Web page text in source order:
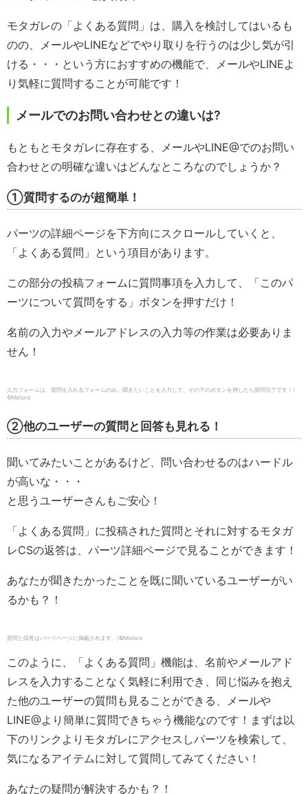
モタガレの「よくある質問」は、購入を検討してはいるも
のの、メールやLINEなどでやり取りを行うのは少し気が引
ける・・・という方におすすめの機能で、メールやLINEよ
り気軽に質問することが可能です！
メールでのお問い合わせとの違いは?
もともとモタガレに存在する、メールやLINE@でのお問い
合わせとの明確な違いはどんなところなのでしょうか？
①質問するのが超簡単！​​​​​​
パーツの詳細ページを下方向にスクロールしていくと、
「よくある質問」という項目があります。
この部分の投稿フォームに質問事項を入力して、「このパ
ーツについて質問をする」ボタンを押すだけ！
名前の入力やメールアドレスの入力等の作業は必要ありま
せん！
入力フォームは、質問を入れるフォームのみ。聞きたいことを入力して、その下のボタンを押したら質問完了です！/
©️Motorz
②他のユーザーの質問と回答も見れる！
聞いてみたいことがあるけど、問い合わせるのはハードル
が高いな・・・
と思うユーザーさんもご安心！
「よくある質問」に投稿された質問とそれに対するモタガ
レCSの返答は、パーツ詳細ページで見ることができます！
あなたが聞きたかったことを既に聞いているユーザーがい
るかも？！
質問と回答はパーツページに掲載されます。/©️Motorz
このように、「よくある質問」機能は、名前やメールアド
レスを入力することなく気軽に利用でき、同じ悩みを抱え
た他のユーザーの質問も見ることができる、メールや
LINE@より簡単に質問できちゃう機能なのです！まずは以
下のリンクよりモタガレにアクセスしパーツを検索して、
気になるアイテムに対して質問してみてください！
あなたの疑問が解決するかも？！